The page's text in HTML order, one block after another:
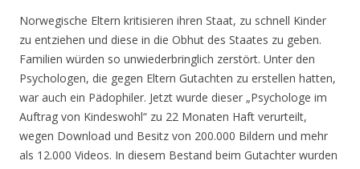
Norwegische Eltern kritisieren ihren Staat, zu schnell Kinder
zu entziehen und diese in die Obhut des Staates zu geben.
Familien würden so unwiederbringlich zerstört. Unter den
Psychologen, die gegen Eltern Gutachten zu erstellen hatten,
war auch ein Pädophiler. Jetzt wurde dieser „Psychologe im
Auftrag von Kindeswohl“ zu 22 Monaten Haft verurteilt,
wegen Download und Besitz von 200.000 Bildern und mehr
als 12.000 Videos. In diesem Bestand beim Gutachter wurden